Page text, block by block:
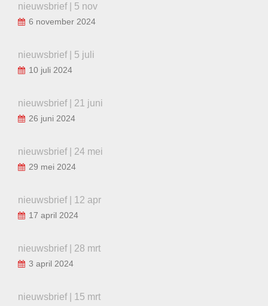
nieuwsbrief | 5 nov
6 november 2024
nieuwsbrief | 5 juli
10 juli 2024
nieuwsbrief | 21 juni
26 juni 2024
nieuwsbrief | 24 mei
29 mei 2024
nieuwsbrief | 12 apr
17 april 2024
nieuwsbrief | 28 mrt
3 april 2024
nieuwsbrief | 15 mrt